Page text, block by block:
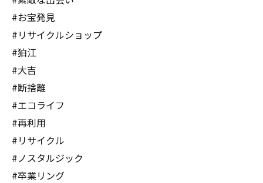
#お宝発見
#リサイクルショップ
#狛江
#大吉
#断捨離
#エコライフ
#再利用
#リサイクル
#ノスタルジック
#卒業リング